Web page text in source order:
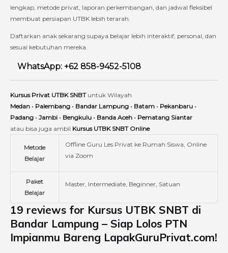
lengkap, metode privat, laporan perkembangan, dan jadwal fleksibel
membuat persiapan UTBK lebih terarah.
Daftarkan anak sekarang supaya belajar lebih interaktif, personal, dan
sesuai kebutuhan mereka.
WhatsApp: +62 858-9452-5108
Kursus Privat UTBK SNBTuntuk Wilayah
Medan • Palembang • Bandar Lampung • Batam • Pekanbaru •
Padang • Jambi • Bengkulu • Banda Aceh • Pematang Siantar
atau bisa juga ambil Kursus UTBK SNBT Online
Metode
Belajar
Offline Guru Les Privat ke Rumah Siswa, Online
via Zoom
Paket
Belajar
Master, Intermediate, Beginner, Satuan
19 reviews for Kursus UTBK SNBT di
Bandar Lampung – Siap Lolos PTN
Impianmu Bareng LapakGuruPrivat.com!